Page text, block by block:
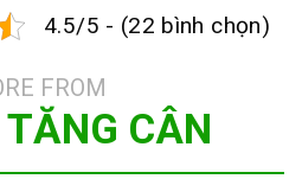
4.5/5 - (22 bình chọn)
FROM
CÂN